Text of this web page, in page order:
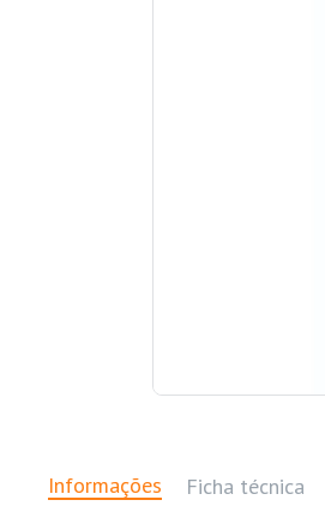
Informações Ficha técnica